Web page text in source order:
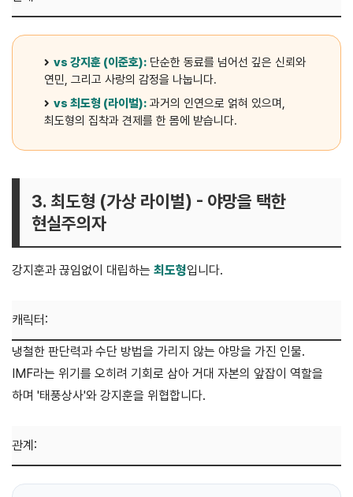
vs 강지훈 (이준호): 단순한 동료를 넘어선 깊은 신뢰와
연민, 그리고 사랑의 감정을 나눕니다.
vs 최도형 (라이벌): 과거의 인연으로 얽혀 있으며,
최도형의 집착과 견제를 한 몸에 받습니다.
3. 최도형 (가상 라이벌) - 야망을 택한
현실주의자
강지훈과 끊임없이 대립하는 최도형입니다.
캐릭터:
냉철한 판단력과 수단 방법을 가리지 않는 야망을 가진 인물.
IMF라는 위기를 오히려 기회로 삼아 거대 자본의 앞잡이 역할을
하며 '태풍상사'와 강지훈을 위협합니다.
관계: